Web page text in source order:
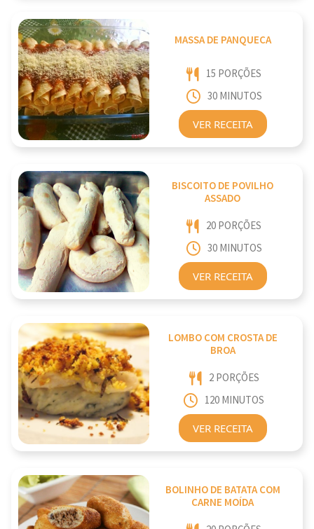
MASSA DE PANQUECA
15 PORÇÕES
30 MINUTOS
VER RECEITA
BISCOITO DE POVILHO
ASSADO
20 PORÇÕES
30 MINUTOS
VER RECEITA
LOMBO COM CROSTA DE
BROA
2 PORÇÕES
120 MINUTOS
VER RECEITA
BOLINHO DE BATATA COM
CARNE MOÍDA